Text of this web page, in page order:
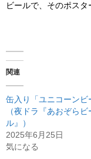
ビールで、そのポスタ
関連
缶入り「ユニコーンビ
（夜ドラ『あおぞらビ
ル』）
2025年6月25日
気になる